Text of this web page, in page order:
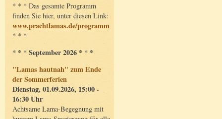
* * * Das gesamte Programm
finden Sie hier, unter diesen Link:
www.prachtlamas.de/programm
* * *
* * * September 2026 * * *
"Lamas hautnah" zum Ende
der Sommerferien
Dienstag, 01.09.2026, 15:00 -
16:30 Uhr
Achtsame Lama-Begegnung mit